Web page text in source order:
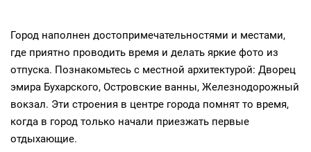
Город наполнен достопримечательностями и местами,
где приятно проводить время и делать яркие фото из
отпуска. Познакомьтесь с местной архитектурой: Дворец
эмира Бухарского, Островские ванны, Железнодорожный
вокзал. Эти строения в центре города помнят то время,
когда в город только начали приезжать первые
отдыхающие.